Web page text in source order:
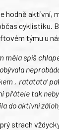
hodně aktivní,
cyklistiku.
týmu u
měla spíš
‚ratatata‘
přátele tak
do aktivní
strach